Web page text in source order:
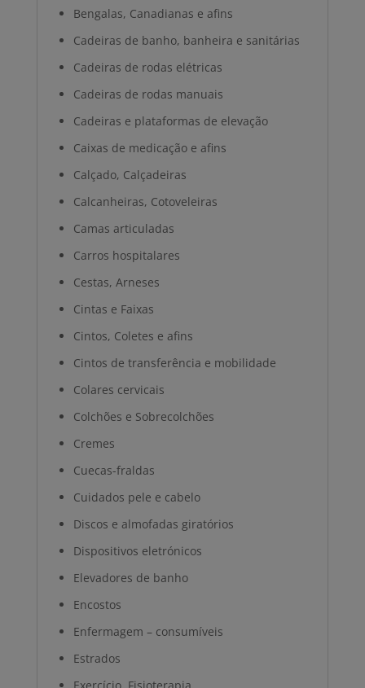
Bengalas, Canadianas e afins
Cadeiras de banho, banheira e sanitárias
Cadeiras de rodas elétricas
Cadeiras de rodas manuais
Cadeiras e plataformas de elevação
Caixas de medicação e afins
Calçado, Calçadeiras
Calcanheiras, Cotoveleiras
Camas articuladas
Carros hospitalares
Cestas, Arneses
Cintas e Faixas
Cintos, Coletes e afins
Cintos de transferência e mobilidade
Colares cervicais
Colchões e Sobrecolchões
Cremes
Cuecas-fraldas
Cuidados pele e cabelo
Discos e almofadas giratórios
Dispositivos eletrónicos
Elevadores de banho
Encostos
Enfermagem – consumíveis
Estrados